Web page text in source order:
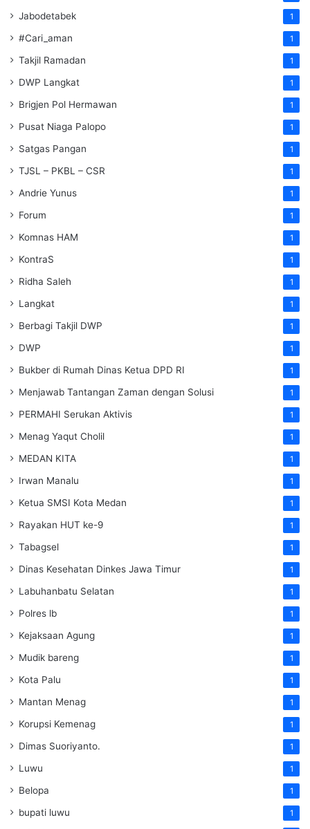
Jabodetabek 1
#Cari_aman 1
Takjil Ramadan 1
DWP Langkat 1
Brigjen Pol Hermawan 1
Pusat Niaga Palopo 1
Satgas Pangan 1
TJSL – PKBL – CSR 1
Andrie Yunus 1
Forum 1
Komnas HAM 1
KontraS 1
Ridha Saleh 1
Langkat 1
Berbagi Takjil DWP 1
DWP 1
Bukber di Rumah Dinas Ketua DPD RI 1
Menjawab Tantangan Zaman dengan Solusi 1
PERMAHI Serukan Aktivis 1
Menag Yaqut Cholil 1
MEDAN KITA 1
Irwan Manalu 1
Ketua SMSI Kota Medan 1
Rayakan HUT ke-9 1
Tabagsel 1
Dinas Kesehatan Dinkes Jawa Timur 1
Labuhanbatu Selatan 1
Polres lb 1
Kejaksaan Agung 1
Mudik bareng 1
Kota Palu 1
Mantan Menag 1
Korupsi Kemenag 1
Dimas Suoriyanto. 1
Luwu 1
Belopa 1
bupati luwu 1